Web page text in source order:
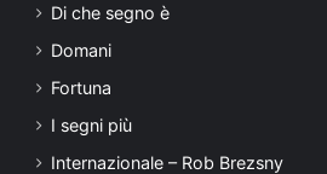
Di che segno è
Domani
Fortuna
I segni più
Internazionale – Rob Brezsny